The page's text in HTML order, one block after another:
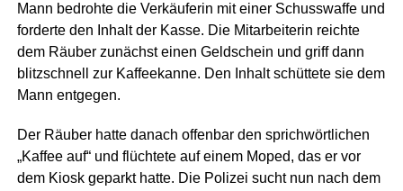
Mann bedrohte die Verkäuferin mit einer Schusswaffe und
forderte den Inhalt der Kasse. Die Mitarbeiterin reichte
dem Räuber zunächst einen Geldschein und griff dann
blitzschnell zur Kaffeekanne. Den Inhalt schüttete sie dem
Mann entgegen.
Der Räuber hatte danach offenbar den sprichwörtlichen
„Kaffee auf“ und flüchtete auf einem Moped, das er vor
dem Kiosk geparkt hatte. Die Polizei sucht nun nach dem